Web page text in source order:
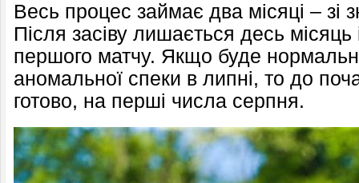
Весь процес займає два місяці – зі
Після засіву лишається десь місяць
першого матчу. Якщо буде
аномальної спеки в липні, то до
готово, на перші числа серпня.